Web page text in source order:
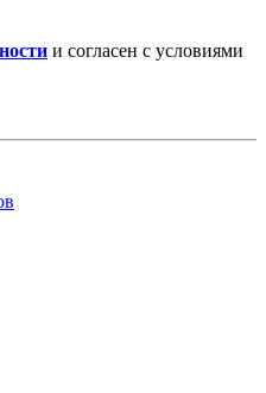
и согласен с условиями